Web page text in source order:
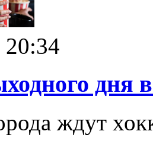
дня
ждут